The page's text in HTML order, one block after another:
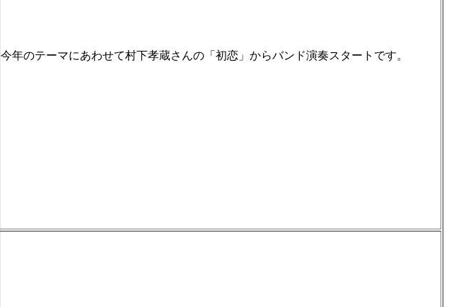
今年のテーマにあわせて村下孝蔵さんの「初恋」からバンド演奏スタートです。